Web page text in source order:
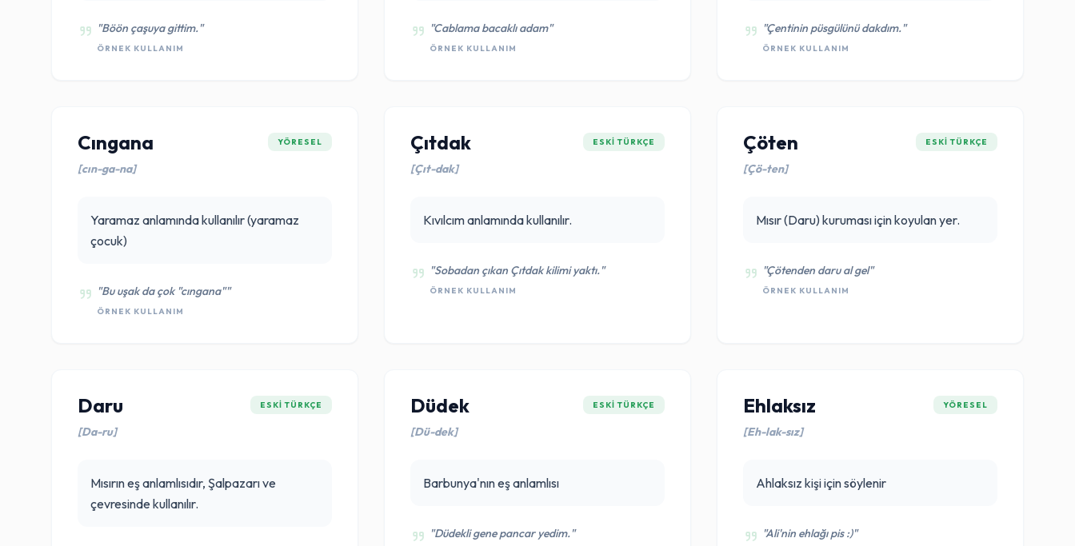
"Böön çaşuya gittim."
ÖRNEK KULLANIM
"Cablama bacaklı adam"
ÖRNEK KULLANIM
"Çentinin püsgülünü dakdım."
ÖRNEK KULLANIM
Cıngana
[cın-ga-na]
YÖRESEL
Yaramaz anlamında kullanılır (yaramaz
çocuk)
"Bu uşak da çok "cıngana""
ÖRNEK KULLANIM
Çıtdak
[Çıt-dak]
ESKI TÜRKÇE
Kıvılcım anlamında kullanılır.
"Sobadan çıkan Çıtdak kilimi yaktı."
ÖRNEK KULLANIM
Çöten
[Çö-ten]
ESKI TÜRKÇE
Mısır (Daru) kuruması için koyulan yer.
"Çötenden daru al gel"
ÖRNEK KULLANIM
Daru
[Da-ru]
ESKI TÜRKÇE
Mısırın eş anlamlısıdır, Şalpazarı ve
çevresinde kullanılır.
Düdek
[Dü-dek]
ESKI TÜRKÇE
Barbunya'nın eş anlamlısı
"Düdekli gene pancar yedim."
Ehlaksız
[Eh-lak-sız]
YÖRESEL
Ahlaksız kişi için söylenir
"Ali'nin ehlağı pis :)"